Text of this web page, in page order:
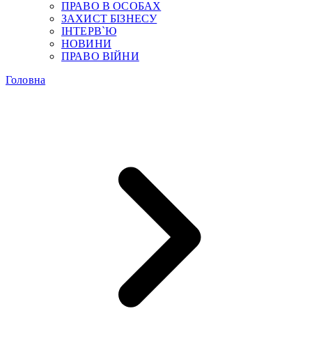
ПРАВО В ОСОБАХ
ЗАХИСТ БІЗНЕСУ
ІНТЕРВ`Ю
НОВИНИ
ПРАВО ВІЙНИ
Головна